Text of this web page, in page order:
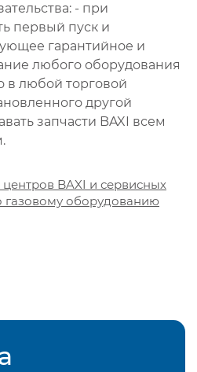
- при
первый пуск и
гарантийное и
любого оборудования
в любой торговой
другой
запчасти BAXI всем
BAXI и сервисных
газовому оборудованию